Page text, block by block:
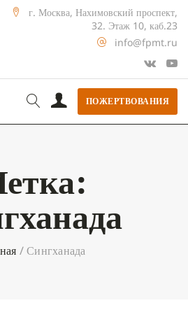
г. Москва, Нахимовский проспект,
32. Этаж 10, каб.23
info@fpmt.ru
ПОЖЕРТВОВАНИЯ
/Сингханада